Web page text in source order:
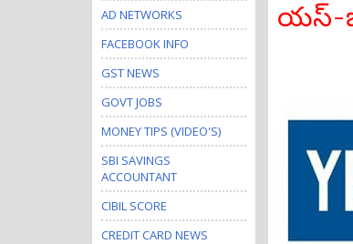
యస్-
AD NETWORKS
FACEBOOK INFO
GST NEWS
GOVT JOBS
MONEY TIPS (VIDEO'S)
SBI SAVINGS
ACCOUNTANT
CIBIL SCORE
CREDIT CARD NEWS